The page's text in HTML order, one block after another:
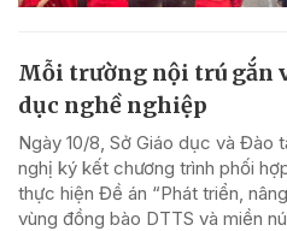
Mỗi trường nội trú gắn
dục nghề nghiệp
Ngày 10/8, Sở Giáo dục và Đào
nghị ký kết chương trình phối
thực hiện Đề án “Phát triển,
vùng đồng bào DTTS và miền